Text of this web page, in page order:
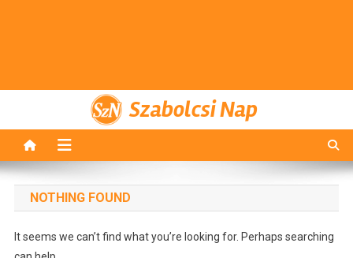
Szabolcsi Nap
NOTHING FOUND
It seems we can’t find what you’re looking for. Perhaps searching